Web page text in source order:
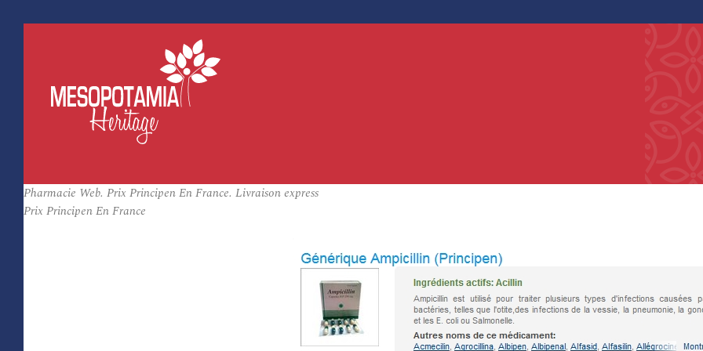
Pharmacie Web. Prix Principen En France. Livraison express
Prix Principen En France